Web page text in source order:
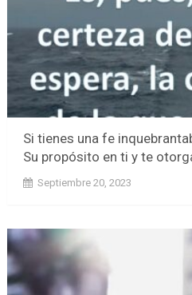
Si tienes una fe
Su propósito en ti y te
Septiembre 20, 2023